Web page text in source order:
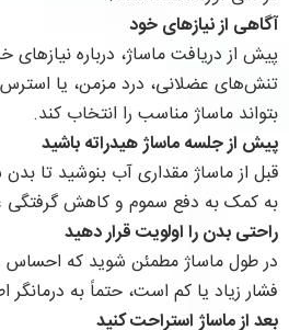
آگاهی از نیازهای خود
پیش از دریافت ماساژ، درباره
تنش‌های عضلانی، درد مزمن، یا
بتواند ماساژ مناسب را انتخاب کند.
پیش از جلسه ماساژ هیدراته باشید
قبل از ماساژ مقداری آب بنوشید تا
به کمک به دفع سموم و کاهش
راحتی بدن را اولویت قرار دهید
در طول ماساژ مطمئن شوید که احساس
فشار زیاد یا کم است، حتماً به درمانگر
بعد از ماساژ استراحت کنید